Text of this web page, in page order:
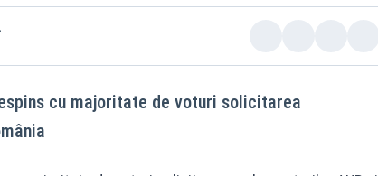
cu majoritate de voturi solicitarea